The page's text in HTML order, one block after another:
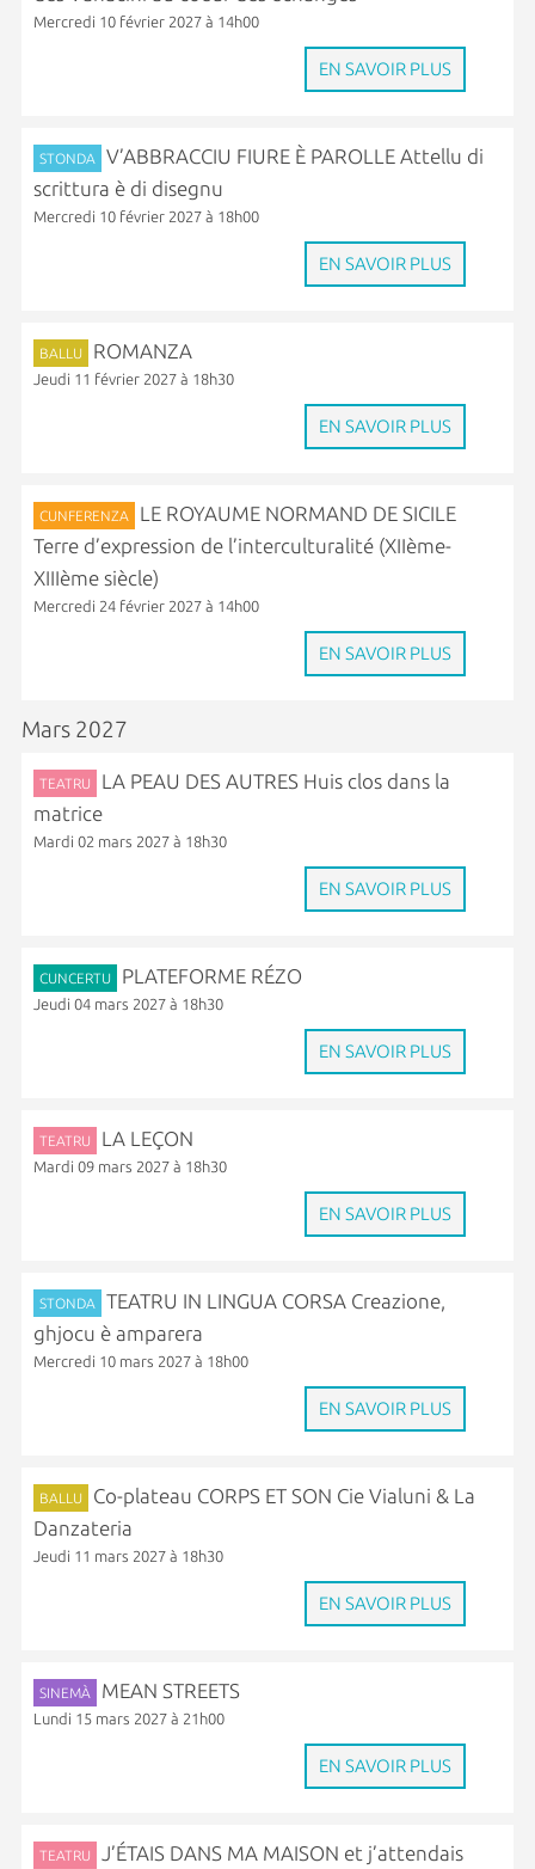
Mercredi 10 février 2027 à 14h00
EN SAVOIR PLUS
STONDA
V’ABBRACCIU FIURE È PAROLLE Attellu di
scrittura è di disegnu
Mercredi 10 février 2027 à 18h00
EN SAVOIR PLUS
BALLU ROMANZA
Jeudi 11 février 2027 à 18h30
EN SAVOIR PLUS
CUNFERENZA
LE ROYAUME NORMAND DE SICILE
Terre d’expression de l’interculturalité (XIIème-
XIIIème siècle)
Mercredi 24 février 2027 à 14h00
EN SAVOIR PLUS
Mars 2027
TEATRU
LA PEAU DES AUTRES Huis clos dans la
matrice
Mardi 02 mars 2027 à 18h30
EN SAVOIR PLUS
CUNCERTU PLATEFORME RÉZO
Jeudi 04 mars 2027 à 18h30
EN SAVOIR PLUS
TEATRU LA LEÇON
Mardi 09 mars 2027 à 18h30
EN SAVOIR PLUS
STONDA
TEATRU IN LINGUA CORSA Creazione,
ghjocu è amparera
Mercredi 10 mars 2027 à 18h00
EN SAVOIR PLUS
BALLU
Co-plateau CORPS ET SON Cie Vialuni & La
Danzateria
Jeudi 11 mars 2027 à 18h30
EN SAVOIR PLUS
SINEMÀ MEAN STREETS
Lundi 15 mars 2027 à 21h00
EN SAVOIR PLUS
TEATRU
J’ÉTAIS DANS MA MAISON et j’attendais